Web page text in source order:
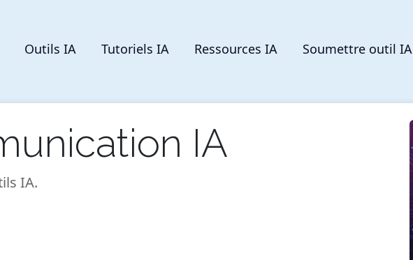
Outils IA Tutoriels IA Ressources IA Soumettre outil IA
IA
IA.